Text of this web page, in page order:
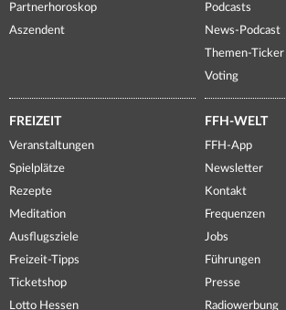
Partnerhoroskop
Aszendent
Podcasts
News-Podcast
Themen-Ticker
Voting
FREIZEIT
Veranstaltungen
Spielplätze
Rezepte
Meditation
Ausflugsziele
Freizeit-Tipps
Ticketshop
Lotto Hessen
FFH-WELT
FFH-App
Newsletter
Kontakt
Frequenzen
Jobs
Führungen
Presse
Radiowerbung